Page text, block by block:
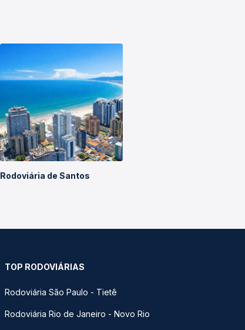
Rodoviária de Santos
TOP RODOVIÁRIAS
Rodoviária São Paulo - Tietê
Rodoviária Rio de Janeiro - Novo Rio